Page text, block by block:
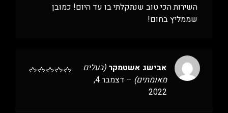
השירות הכי טוב שנתקלתי בו עד היום! כמובן
שממליץ בחום!
אבישג אשטמקר (בעלים
מאומתים) –
דצמבר 4,
2022